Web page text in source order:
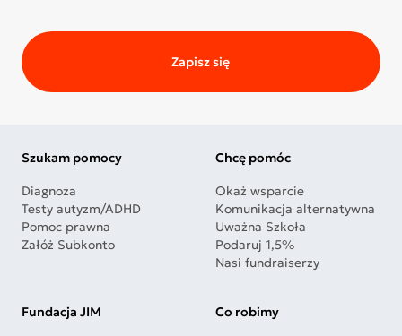
Zapisz się
Szukam pomocy
Diagnoza
Testy autyzm/ADHD
Pomoc prawna
Załóż Subkonto
Chcę pomóc
Okaż wsparcie
Komunikacja alternatywna
Uważna Szkoła
Podaruj 1,5%
Nasi fundraiserzy
Fundacja JIM Co robimy